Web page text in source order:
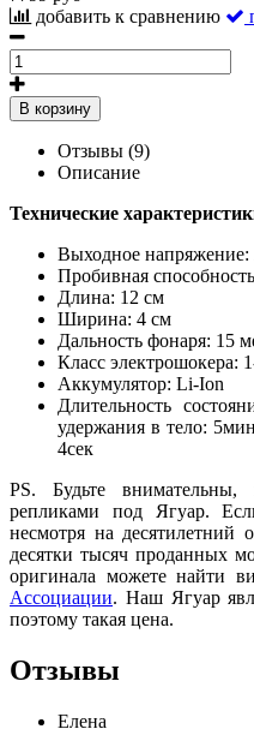
добавить к сравнению
В корзину
Отзывы (9)
Описание
Технические
Выходное
Пробивная
Длина: 12 см
Ширина: 4 см
Дальность фонаря: 15
Класс электрошокера:
Аккумулятор: Li-Ion
Длительность
удержания в тело:
4сек
PS. Будьте внимательны,
репликами под Ягуар.
несмотря на десятилетний
десятки тысяч проданных
оригинала можете найти
Ассоциации. Наш Ягуар
поэтому такая цена.
Отзывы
Елена